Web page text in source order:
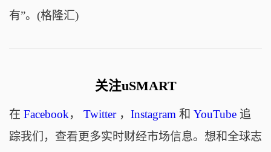
有”。(格隆汇)
关注uSMART
在 Facebook， Twitter， Instagram和 YouTube追
踪我们，查看更多实时财经市场信息。想和全球志